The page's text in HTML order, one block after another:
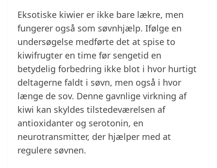
Eksotiske kiwier er ikke bare lækre, men
fungerer også som søvnhjælp. Ifølge en
undersøgelse medførte det at spise to
kiwifrugter en time før sengetid en
betydelig forbedring ikke blot i hvor hurtigt
deltagerne faldt i søvn, men også i hvor
længe de sov. Denne gavnlige virkning af
kiwi kan skyldes tilstedeværelsen af
antioxidanter og serotonin, en
neurotransmitter, der hjælper med at
regulere søvnen.